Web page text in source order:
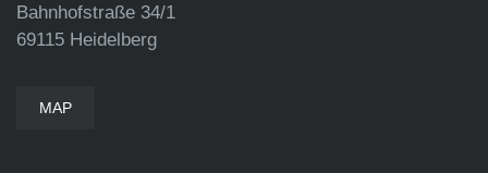
Bahnhofstraße 34/1
69115 Heidelberg
MAP